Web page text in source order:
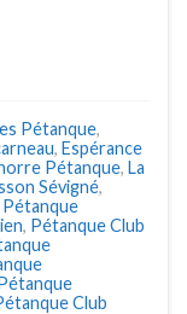
Pétanque,
, Espérance
Pétanque, La
Sévigné,
Pétanque
, Pétanque Club
Club